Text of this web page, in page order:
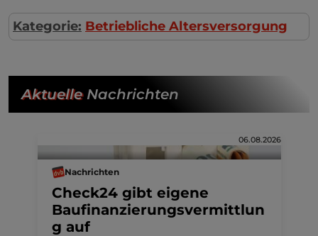
Kategorie: Betriebliche Altersversorgung
AktuelleNachrichten
06.08.2026
Nachrichten
Check24 gibt eigene
Baufinanzierungsvermittlun
g auf